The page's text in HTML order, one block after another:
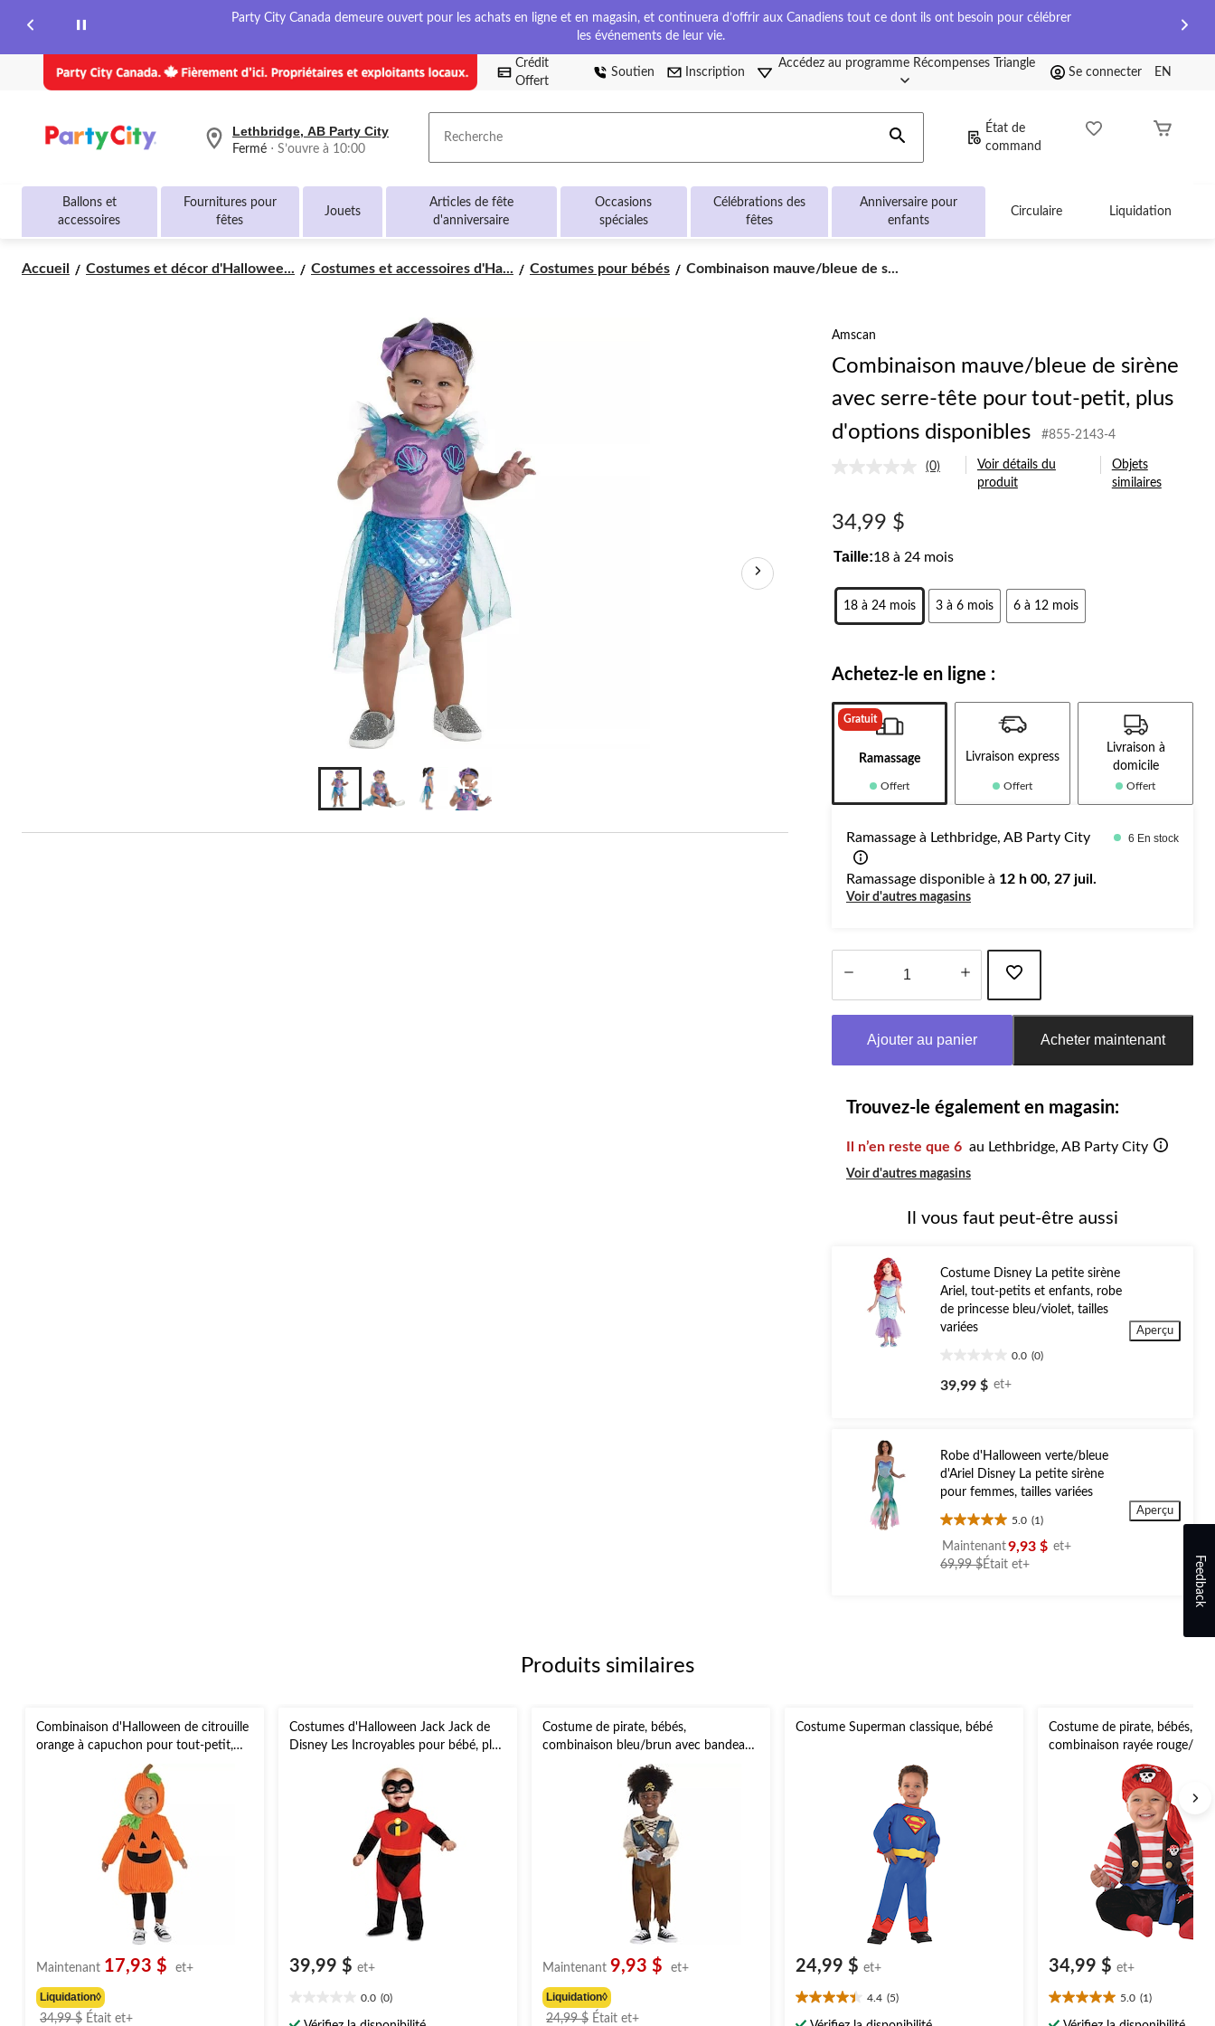
Party City Canada demeure ouvert pour les achats en ligne et en magasin, et continuera d’offrir aux Canadiens tout ce dont ils ont besoin pour célébrer
les événements de leur vie.
Crédit
Offert
Soutien Inscription
Accédez au programme Récompenses Triangle
Se connecter EN
votre
Lethbridge,
AB
Party
courament
Lethbridge, AB Party City
Fermé ⋅ S’ouvre à 10:00 Recherche
État de
command
Ballons et
accessoires
Fournitures pour
fêtes
Jouets
Articles de fête
d'anniversaire
Occasions
spéciales
Célébrations des
fêtes
Anniversaire pour
enfants
Circulaire Liquidation
Accueil Costumes et décor d'Hallowee... Costumes et accessoires d'Ha... Costumes pour bébés
Combinaison
Combinaison mauve/bleue de s...
+3
Amscan
Combinaison mauve/bleue de sirène
avec serre-tête pour tout-petit, plus
d'options disponibles
#855-2143-4
Aucune
vers
même
page.
(0)
Voir détails du
produit
Objets
similaires
34,99 $
Taille:18 à 24 mois
18 à 24 mois 3 à 6 mois 6 à 12 mois
Achetez-le en ligne :
Gratuit
Ramassage
Offert
Livraison express
Offert
Livraison à
domicile
Offert
Ramassage à Lethbridge, AB Party City 6 En stock
Ramassage disponible à 12 h 00, 27 juil.
Voir d'autres magasins
Ajouter au panier Acheter maintenant
Trouvez-le également en magasin:
Il n’en reste que 6 au Lethbridge, AB Party City
Voir d'autres magasins
Il vous faut peut-être aussi
Costume Disney La petite sirène
Ariel, tout-petits et enfants, robe
de princesse bleu/violet, tailles
variées
0.0 (0)
étoile(s)
39,99 $ et+
Aperçu
Robe d'Halloween verte/bleue
d'Ariel Disney La petite sirène
pour femmes, tailles variées
5.0 (1)
5.0
étoile(s)
sur
Maintenant9,93 $ et+
69,99 $Était et+prix
Aperçu
même
Produits similaires
Combinaison d'Halloween de citrouille
orange à capuchon pour tout-petit,
plus d'options offertes
Maintenant 17,93 $ et+
Liquidation◊
34,99 $ Était et+prix
Costumes d'Halloween Jack Jack de
Disney Les Incroyables pour bébé, plus
39,99 $ et+
0.0 (0)
étoile(s)
Costume de pirate, bébés,
combinaison bleu/brun avec bandeau
et hochet, tailles variées
Maintenant 9,93 $ et+
Liquidation◊
24,99 $ Était et+prix
Costume Superman classique, bébé
24,99 $ et+
4.4 (5)
4.4
étoile(s)
Costume de pirate, bébés,
combinaison rayée rouge/
bandeau et jouet, tailles
34,99 $ et+
5.0 (1)
5.0
étoile(s)
Feedback